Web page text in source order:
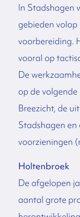
In Stadshagen
gebieden
voorbereiding.
vooral op
De
op de
Breezicht, de
Stadshagen
voorzieningen
Holtenbroek
De afgelopen
aantal grote